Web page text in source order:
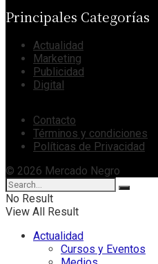
Principales Categorías
Actualidad
Marketing
Publicidad
Digital
Contacto
Términos y condiciones
Políticas de Privacidad
© 2026 Mercado Negro
No Result
View All Result
Actualidad
Cursos y Eventos